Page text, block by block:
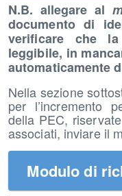
N.B. allegare al
documento di
verificare che
leggibile, in
automaticamente
Nella sezione
per l’incremento
della PEC,
associati, inviare il
Modulo di